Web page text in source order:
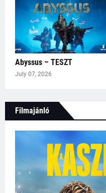
Abyssus – TESZT
July 07, 2026
Filmajánló